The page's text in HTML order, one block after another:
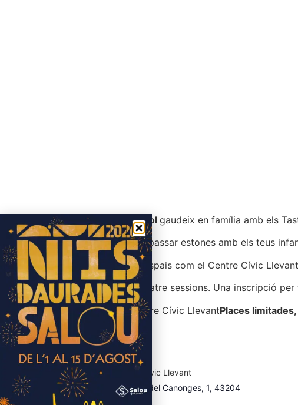
AquestJuliol gaudeix en família amb els
Espais per passar estones amb els teus
Gaudint d’espais com el Centre Cívic
Cicle de quatre sessions. Una inscripció
LLOC: Centre Cívic LlevantPlaces
Centre Cívic Llevant
Pl. Horts del Canonges, 1, 43204